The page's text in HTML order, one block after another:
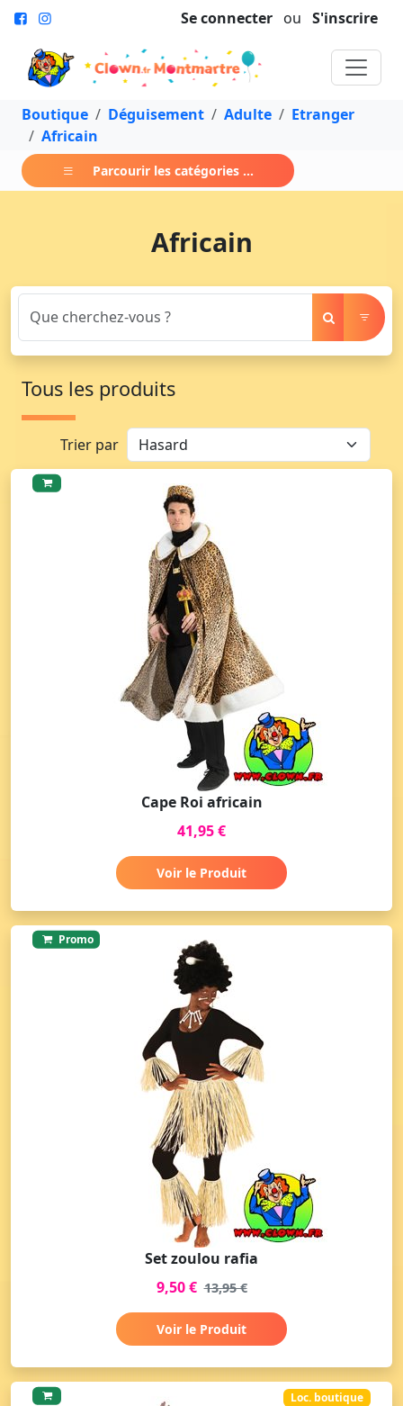
Se connecter ou S'inscrire
Boutique Déguisement Adulte
Etranger
Africain
Parcourir les catégories ...
Africain
Tous les produits
Trier par
Cape Roi africain
41,95 €
Voir le Produit
Promo
Set zoulou rafia
9,50 € 13,95 €
Voir le Produit
Loc. boutique